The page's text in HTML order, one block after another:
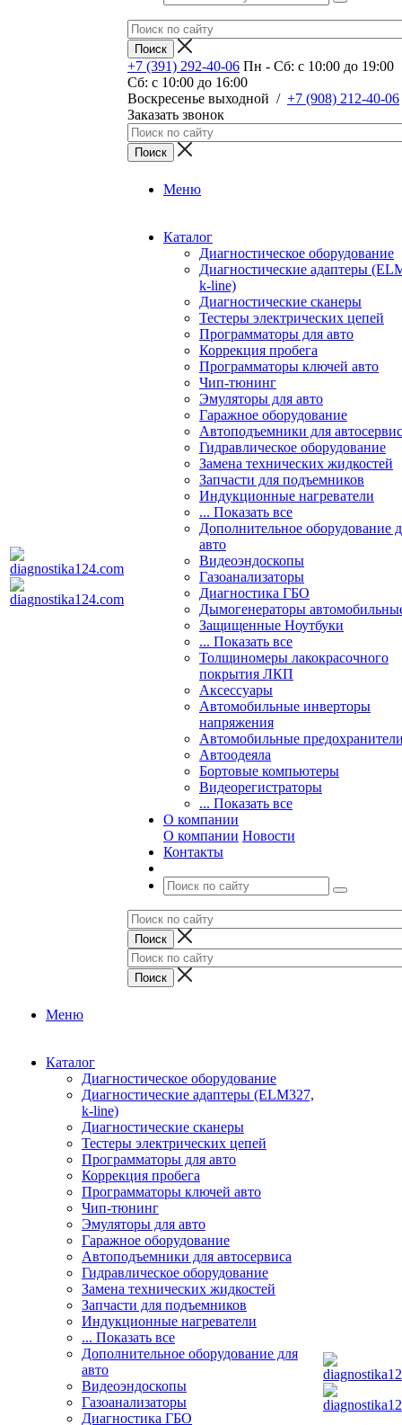
+7 (391) 292-40-06 Пн - Сб: c 10:00 до 19:00
Сб: c 10:00 до 16:00
​Воскресенье выходной / +7 (908) 212-40-06
Заказать звонок
Меню
Каталог
Диагностическое оборудование
Диагностические адаптеры
k-line)
Диагностические сканеры
Тестеры электрических цепей
Программаторы для авто
Коррекция пробега
Программаторы ключей авто
Чип-тюнинг
Эмуляторы для авто
Гаражное оборудование
Автоподъемники для
Гидравлическое оборудование
Замена технических жидкостей
Запчасти для подъемников
Индукционные нагреватели
... Показать все
Дополнительное оборудование
авто
Видеоэндоскопы
Газоанализаторы
Диагностика ГБО
Дымогенераторы
Защищенные Ноутбуки
... Показать все
Толщиномеры лакокрасочного
покрытия ЛКП
Аксессуары
Автомобильные инверторы
напряжения
Автомобильные
Автоодеяла
Бортовые компьютеры
Видеорегистраторы
... Показать все
О компании
О компании Новости
Контакты
Меню
Каталог
Диагностическое оборудование
Диагностические адаптеры (ELM327,
k-line)
Диагностические сканеры
Тестеры электрических цепей
Программаторы для авто
Коррекция пробега
Программаторы ключей авто
Чип-тюнинг
Эмуляторы для авто
Гаражное оборудование
Автоподъемники для автосервиса
Гидравлическое оборудование
Замена технических жидкостей
Запчасти для подъемников
Индукционные нагреватели
... Показать все
Дополнительное оборудование для
авто
Видеоэндоскопы
Газоанализаторы
Диагностика ГБО